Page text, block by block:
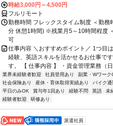
時給3,000円～4,500円
フルリモート
勤務時間 フレックスタイム制度 ＜勤
分 休憩1時間) ※残業月5～10時間程度
可
仕事内容 ＼おすすめポイント／ 1つ目
経験、英語スキルを活かせるお仕事で
す。 【 仕事内容 】 ・資金管理業務（
業界未経験者歓迎 社員登用あり 副業・Wワーク
社会保険あり
産休・育休取得実績あり バイク通
平日のみOK
賞与年1回あり 経験不問 英語 未
経験者歓迎
研修あり
派遣社員